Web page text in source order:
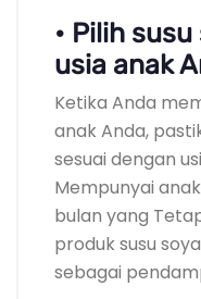
• Pilih
usia anak
Ketika Anda
anak Anda,
sesuai dengan
Mempunyai
bulan yang
produk susu
sebagai